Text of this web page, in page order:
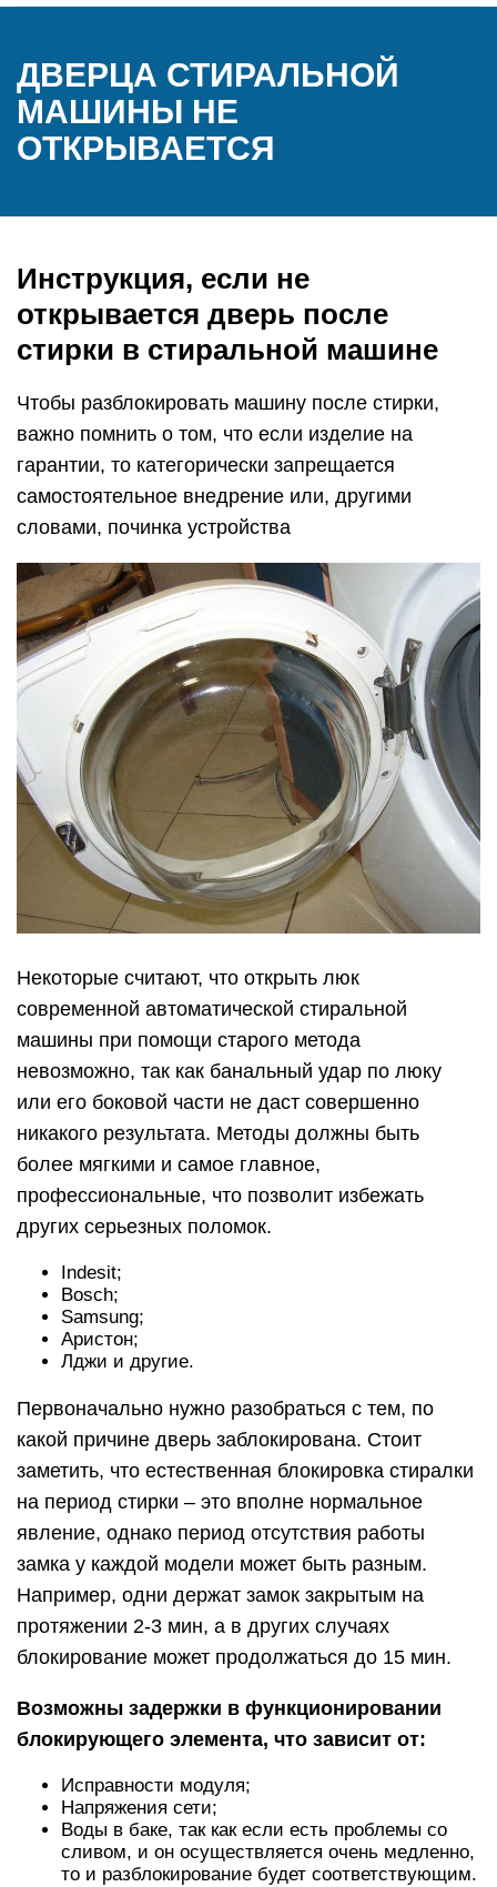
ДВЕРЦА СТИРАЛЬНОЙ
МАШИНЫ НЕ
ОТКРЫВАЕТСЯ
Инструкция, если не
открывается дверь после
стирки в стиральной машине
Чтобы разблокировать машину после стирки,
важно помнить о том, что если изделие на
гарантии, то категорически запрещается
самостоятельное внедрение или, другими
словами, починка устройства
Некоторые считают, что открыть люк
современной автоматической стиральной
машины при помощи старого метода
невозможно, так как банальный удар по люку
или его боковой части не даст совершенно
никакого результата. Методы должны быть
более мягкими и самое главное,
профессиональные, что позволит избежать
других серьезных поломок.
Indesit;
Bosch;
Samsung;
Аристон;
Лджи и другие.
Первоначально нужно разобраться с тем, по
какой причине дверь заблокирована. Стоит
заметить, что естественная блокировка стиралки
на период стирки – это вполне нормальное
явление, однако период отсутствия работы
замка у каждой модели может быть разным.
Например, одни держат замок закрытым на
протяжении 2-3 мин, а в других случаях
блокирование может продолжаться до 15 мин.
Возможны задержки в функционировании
блокирующего элемента, что зависит от:
Исправности модуля;
Напряжения сети;
Воды в баке, так как если есть проблемы со
сливом, и он осуществляется очень медленно,
то и разблокирование будет соответствующим.